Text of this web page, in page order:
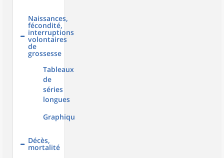
Naissances,
fécondité,
interruptions
volontaires
de
grossesse
Tableaux
de
séries
longues
Graphiques
Décès,
mortalité